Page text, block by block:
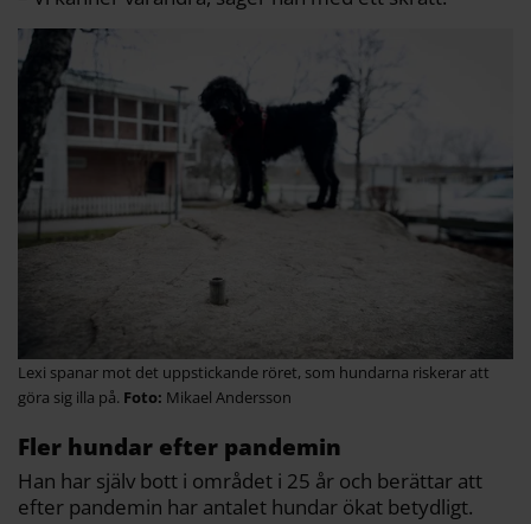
Lexi spanar mot det uppstickande röret, som hundarna riskerar att
göra sig illa på.
Mikael Andersson
Fler hundar efter pandemin
Han har själv bott i området i 25 år och berättar att
efter pandemin har antalet hundar ökat betydligt.